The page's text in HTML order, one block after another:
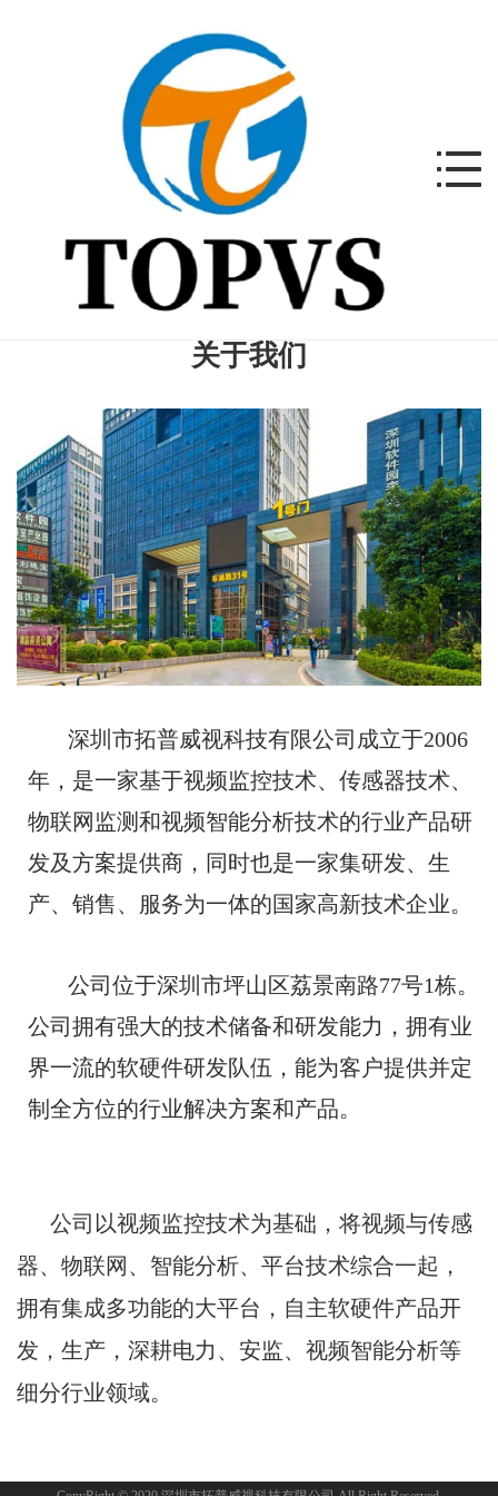
关于我们
深圳市拓普威视科技有限公司成立于2006
年，是一家基于视频监控技术、传感器技术、
物联网监测和视频智能分析技术的行业产品研
发及方案提供商，同时也是一家集研发、生
产、销售、服务为一体的国家高新技术企业。
公司位于深圳市坪山区荔景南路77号1栋。
公司拥有强大的技术储备和研发能力，拥有业
界一流的软硬件研发队伍，能为客户提供并定
制全方位的行业解决方案和产品。
公司以视频监控技术为基础，将视频与传感
器、物联网、智能分析、平台技术综合一起，
拥有集成多功能的大平台，自主软硬件产品开
发，生产，深耕电力、安监、视频智能分析等
细分行业领域。